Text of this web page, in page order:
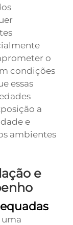
o
condições
essas
a
e
ambientes
e